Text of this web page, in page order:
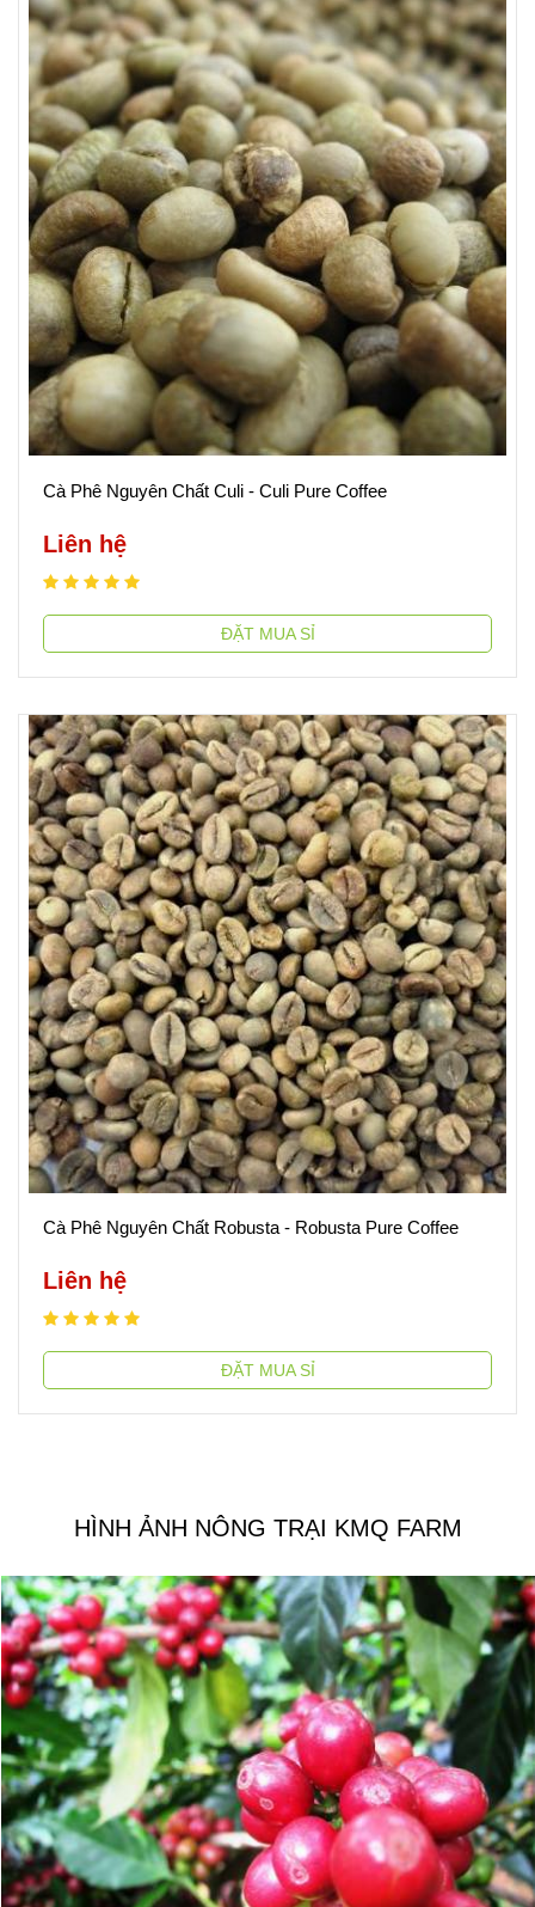
Cà Phê Nguyên Chất Culi - Culi Pure Coffee
Liên hệ
ĐẶT MUA SỈ
Cà Phê Nguyên Chất Robusta - Robusta Pure Coffee
Liên hệ
ĐẶT MUA SỈ
HÌNH ẢNH NÔNG TRẠI KMQ FARM